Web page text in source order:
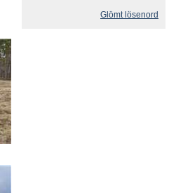
Glömt lösenord